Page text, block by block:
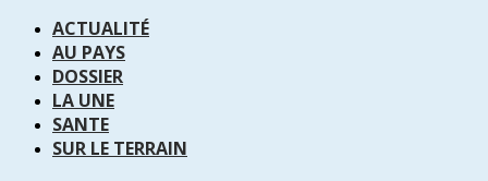
ACTUALITÉ
AU PAYS
DOSSIER
LA UNE
SANTE
SUR LE TERRAIN